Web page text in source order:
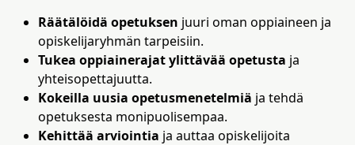
Räätälöidä opetuksen juuri oman oppiaineen ja
opiskelijaryhmän tarpeisiin.
Tukea oppiainerajat ylittävää opetusta ja
yhteisopettajuutta.
Kokeilla uusia opetusmenetelmiä ja tehdä
opetuksesta monipuolisempaa.
Kehittää arviointia ja auttaa opiskelijoita